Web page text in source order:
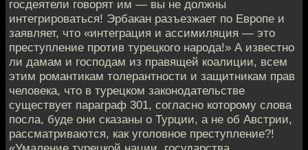
госдеятели говорят им — вы не должны
интегрироваться! Эрбакан разъезжает по Европе и
заявляет, что «интеграция и ассимиляция — это
преступление против турецкого народа!» А известно
ли дамам и господам из правящей коалиции, всем
этим романтикам толерантности и защитникам прав
человека, что в турецком законодательстве
существует параграф 301, согласно которому слова
посла, буде они сказаны о Турции, а не об Австрии,
рассматриваются, как уголовное преступление?!